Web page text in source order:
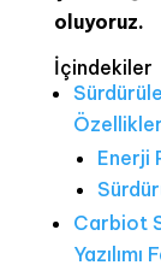
oluyoruz.
İçindekiler
Enerji
Carbiot
Yazılımı